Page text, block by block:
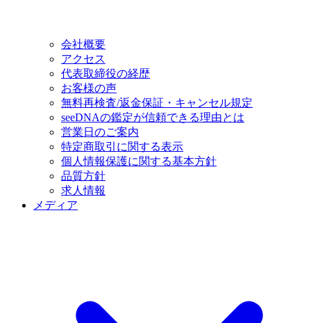
会社概要
アクセス
代表取締役の経歴
お客様の声
無料再検査/返金保証・キャンセル規定
seeDNAの鑑定が信頼できる理由とは
営業日のご案内
特定商取引に関する表示
個人情報保護に関する基本方針
品質方針
求人情報
メディア